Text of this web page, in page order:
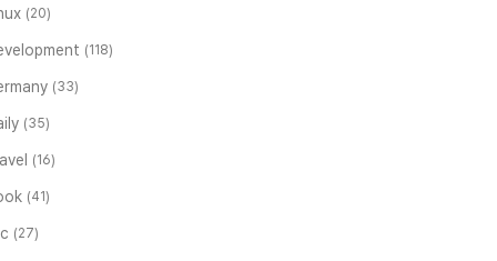
(20)
(118)
(33)
(35)
(16)
(41)
(27)